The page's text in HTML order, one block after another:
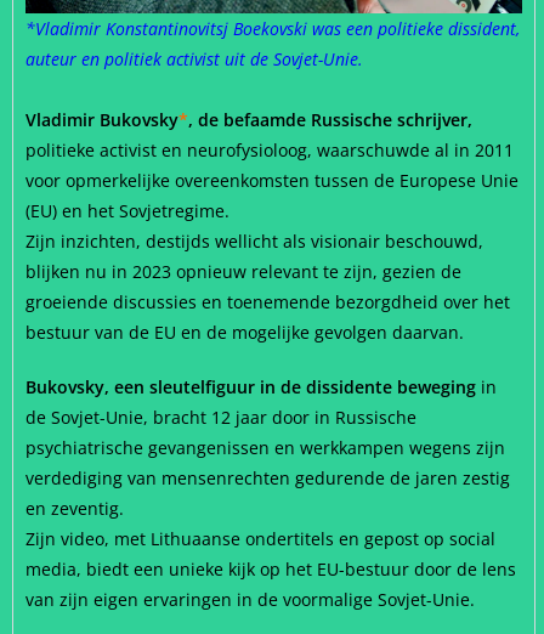
*Vladimir Konstantinovitsj Boekovski was een politieke dissident,
auteur en politiek activist uit de Sovjet-Unie.
Vladimir Bukovsky*, de befaamde Russische schrijver,
politieke activist en neurofysioloog, waarschuwde al in 2011
voor opmerkelijke overeenkomsten tussen de Europese Unie
(EU) en het Sovjetregime.
Zijn inzichten, destijds wellicht als visionair beschouwd,
blijken nu in 2023 opnieuw relevant te zijn, gezien de
groeiende discussies en toenemende bezorgdheid over het
bestuur van de EU en de mogelijke gevolgen daarvan.
Bukovsky, een sleutelfiguur in de dissidente beweging in
de Sovjet-Unie, bracht 12 jaar door in Russische
psychiatrische gevangenissen en werkkampen wegens zijn
verdediging van mensenrechten gedurende de jaren zestig
en zeventig.
Zijn video, met Lithuaanse ondertitels en gepost op social
media, biedt een unieke kijk op het EU-bestuur door de lens
van zijn eigen ervaringen in de voormalige Sovjet-Unie.